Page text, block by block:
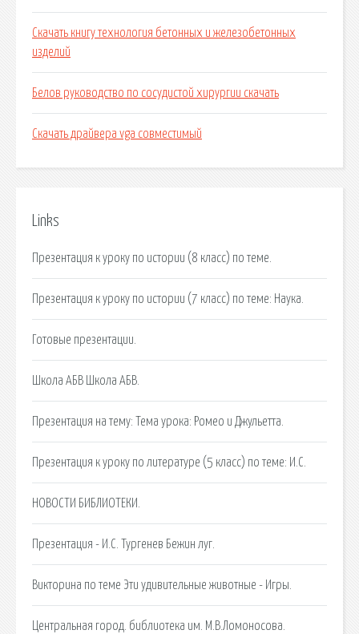
Скачать книгу технология бетонных и железобетонных
изделий
Белов руководство по сосудистой хирургии скачать
Скачать драйвера vga совместимый
Links
Презентация к уроку по истории (8 класс) по теме.
Презентация к уроку по истории (7 класс) по теме: Наука.
Готовые презентации.
Школа АБВ Школа АБВ.
Презентация на тему: Тема урока: Ромео и Джульетта.
Презентация к уроку по литературе (5 класс) по теме: И.С.
НОВОСТИ БИБЛИОТЕКИ.
Презентация - И.С. Тургенев Бежин луг.
Викторина по теме Эти удивительные животные - Игры.
Центральная город. библиотека им. М.В.Ломоносова.